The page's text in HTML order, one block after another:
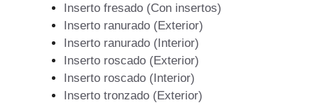
Inserto fresado (Con insertos)
Inserto ranurado (Exterior)
Inserto ranurado (Interior)
Inserto roscado (Exterior)
Inserto roscado (Interior)
Inserto tronzado (Exterior)